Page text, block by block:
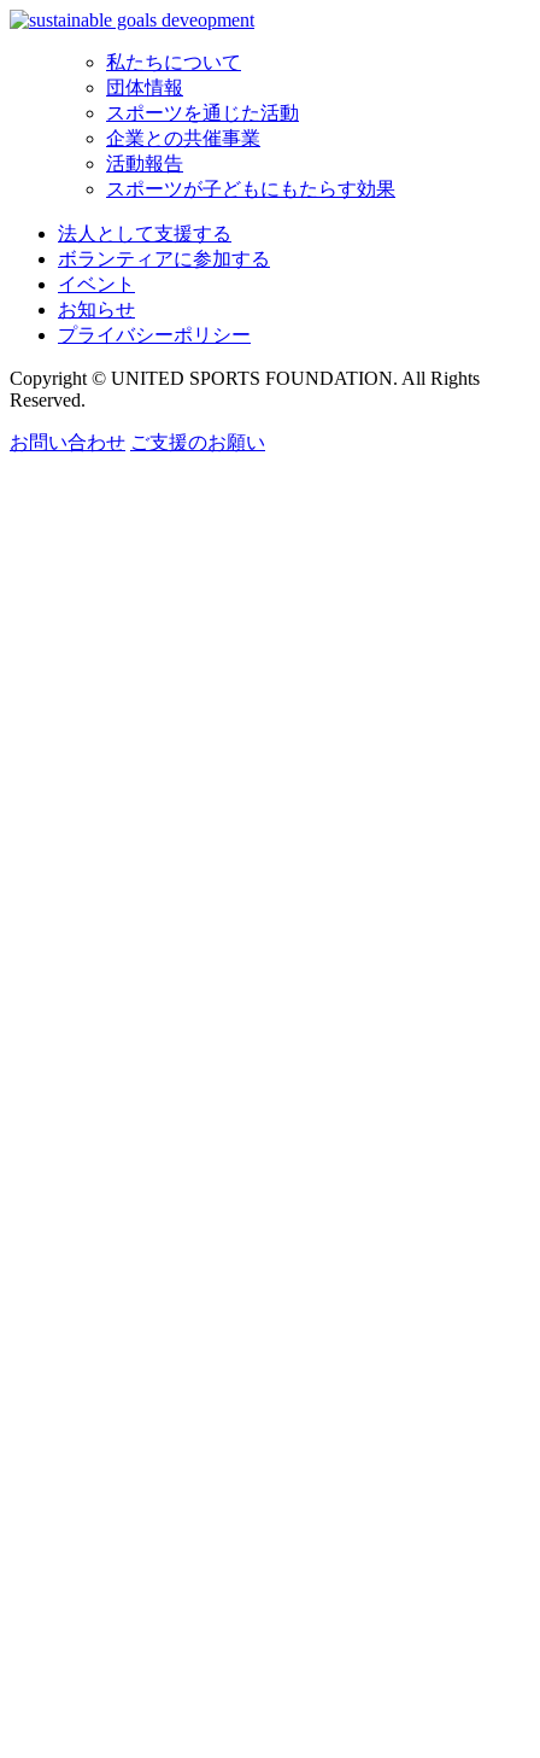
私たちについて
団体情報
スポーツを通じた活動
企業との共催事業
活動報告
スポーツが子どもにもたらす効果
法人として支援する
ボランティアに参加する
イベント
お知らせ
プライバシーポリシー
Copyright © UNITED SPORTS FOUNDATION. All Rights
Reserved.
お問い合わせ ご支援のお願い